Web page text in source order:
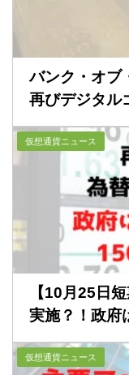
バンク・オブ
再びデジタル
仮想通貨ニュース
【10月25日
実施？！政府
仮想通貨ニュース